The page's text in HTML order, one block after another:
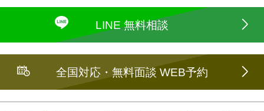
LINE 無料相談
全国対応・無料面談 WEB予約